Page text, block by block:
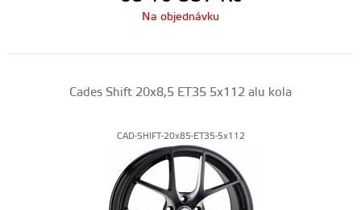
Na objednávku
Cades Shift 20x8,5 ET35 5x112 alu kola
CAD-SHIFT-20x85-ET35-5x112